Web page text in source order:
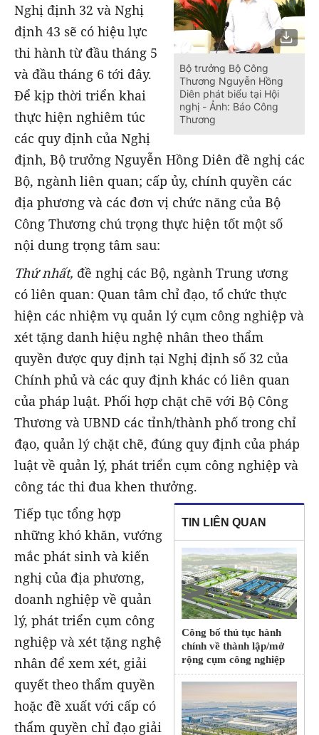
Bộ trưởng Bộ Công
Thương Nguyễn Hồng
Diên phát biểu tại Hội
nghị - Ảnh: Báo Công
Thương
Nghị định 32 và Nghị
định 43 sẽ có hiệu lực
thi hành từ đầu tháng 5
và đầu tháng 6 tới đây.
Để kịp thời triển khai
thực hiện nghiêm túc
các quy định của Nghị
định, Bộ trưởng Nguyễn Hồng Diên đề nghị các
Bộ, ngành liên quan; cấp ủy, chính quyền các
địa phương và các đơn vị chức năng của Bộ
Công Thương chú trọng thực hiện tốt một số
nội dung trọng tâm sau:
Thứ nhất, đề nghị các Bộ, ngành Trung ương
có liên quan: Quan tâm chỉ đạo, tổ chức thực
hiện các nhiệm vụ quản lý cụm công nghiệp và
xét tặng danh hiệu nghệ nhân theo thẩm
quyền được quy định tại Nghị định số 32 của
Chính phủ và các quy định khác có liên quan
của pháp luật. Phối hợp chặt chẽ với Bộ Công
Thương và UBND các tỉnh/thành phố trong chỉ
đạo, quản lý chặt chẽ, đúng quy định của pháp
luật về quản lý, phát triển cụm công nghiệp và
công tác thi đua khen thưởng.
TIN LIÊN QUAN
Công bố thủ tục hành
chính về thành lập/mở
rộng cụm công nghiệp
Tiếp tục tổng hợp
những khó khăn, vướng
mắc phát sinh và kiến
nghị của địa phương,
doanh nghiệp về quản
lý, phát triển cụm công
nghiệp và xét tặng nghệ
nhân để xem xét, giải
quyết theo thẩm quyền
hoặc đề xuất với cấp có
thẩm quyền chỉ đạo giải